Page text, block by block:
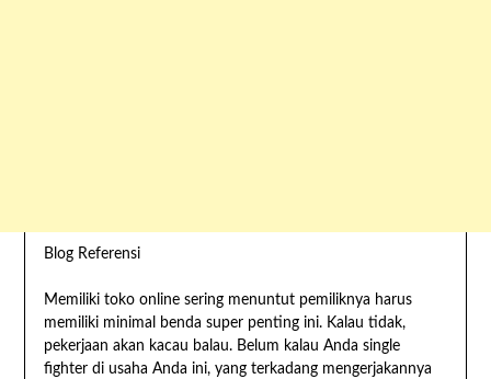
Blog Referensi
Memiliki toko online sering menuntut pemiliknya harus
memiliki minimal benda super penting ini. Kalau tidak,
pekerjaan akan kacau balau. Belum kalau Anda single
fighter di usaha Anda ini, yang terkadang mengerjakannya